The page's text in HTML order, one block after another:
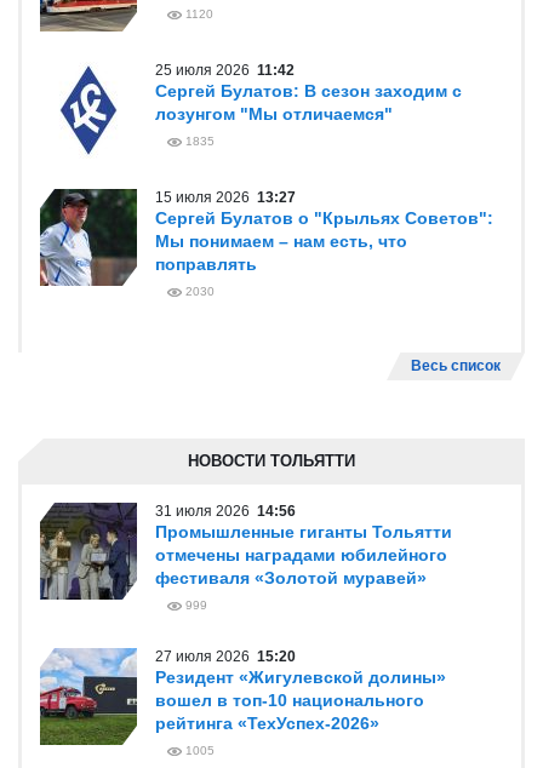
1120
25 июля 2026 11:42
Сергей Булатов: В сезон заходим с
лозунгом "Мы отличаемся"
1835
15 июля 2026 13:27
Сергей Булатов о "Крыльях Советов":
Мы понимаем – нам есть, что
поправлять
2030
Весь список
НОВОСТИ ТОЛЬЯТТИ
31 июля 2026 14:56
Промышленные гиганты Тольятти
отмечены наградами юбилейного
фестиваля «Золотой муравей»
999
27 июля 2026 15:20
Резидент «Жигулевской долины»
вошел в топ-10 национального
рейтинга «ТехУспех-2026»
1005